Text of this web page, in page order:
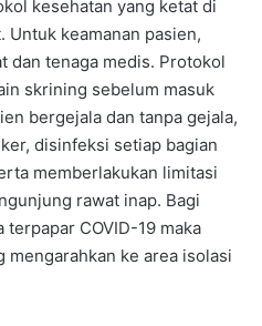
kesehatan yang ketat di
Untuk keamanan pasien,
dan tenaga medis. Protokol
skrining sebelum masuk
bergejala dan tanpa gejala,
disinfeksi setiap bagian
memberlakukan limitasi
rawat inap. Bagi
COVID-19 maka
mengarahkan ke area isolasi